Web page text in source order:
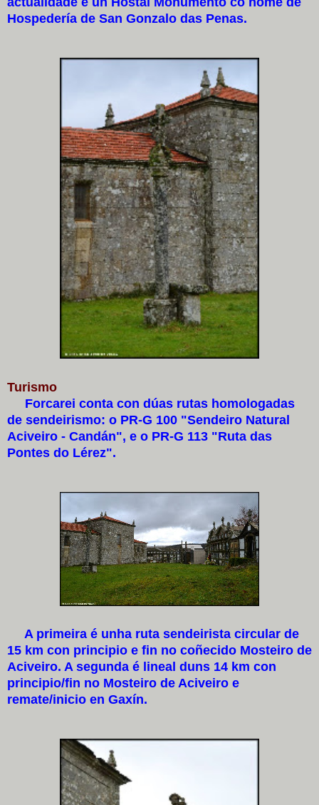
Hospedería de San Gonzalo das Penas.
Turismo
Forcarei conta con dúas rutas homologadas
de sendeirismo: o PR-G 100 "Sendeiro Natural
Aciveiro - Candán", e o PR-G 113 "Ruta das
Pontes do Lérez".
A primeira é unha ruta sendeirista circular de
15 km con principio e fin no coñecido Mosteiro de
Aciveiro. A segunda é lineal duns 14 km con
principio/fin no Mosteiro de Aciveiro e
remate/inicio en Gaxín.